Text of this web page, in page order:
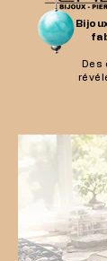
Des